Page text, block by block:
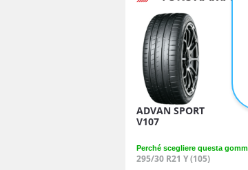
ADVAN SPORT
V107
Perché scegliere questa
295/30 R21 Y (105)